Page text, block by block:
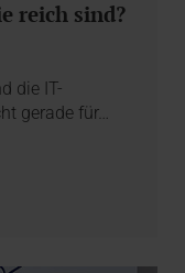
reich sind?
die IT-
gerade für…